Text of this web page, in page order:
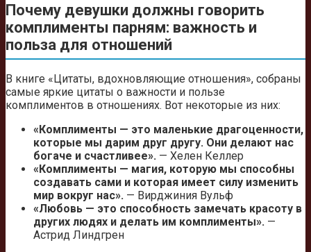
Почему девушки должны говорить
комплименты парням: важность и
польза для отношений
В книге «Цитаты, вдохновляющие отношения», собраны
самые яркие цитаты о важности и пользе
комплиментов в отношениях. Вот некоторые из них:
«Комплименты — это маленькие драгоценности,
которые мы дарим друг другу. Они делают нас
богаче и счастливее». — Хелен Келлер
«Комплименты — магия, которую мы способны
создавать сами и которая имеет силу изменить
мир вокруг нас». — Вирджиния Вульф
«Любовь — это способность замечать красоту в
других людях и делать им комплименты». —
Астрид Линдгрен